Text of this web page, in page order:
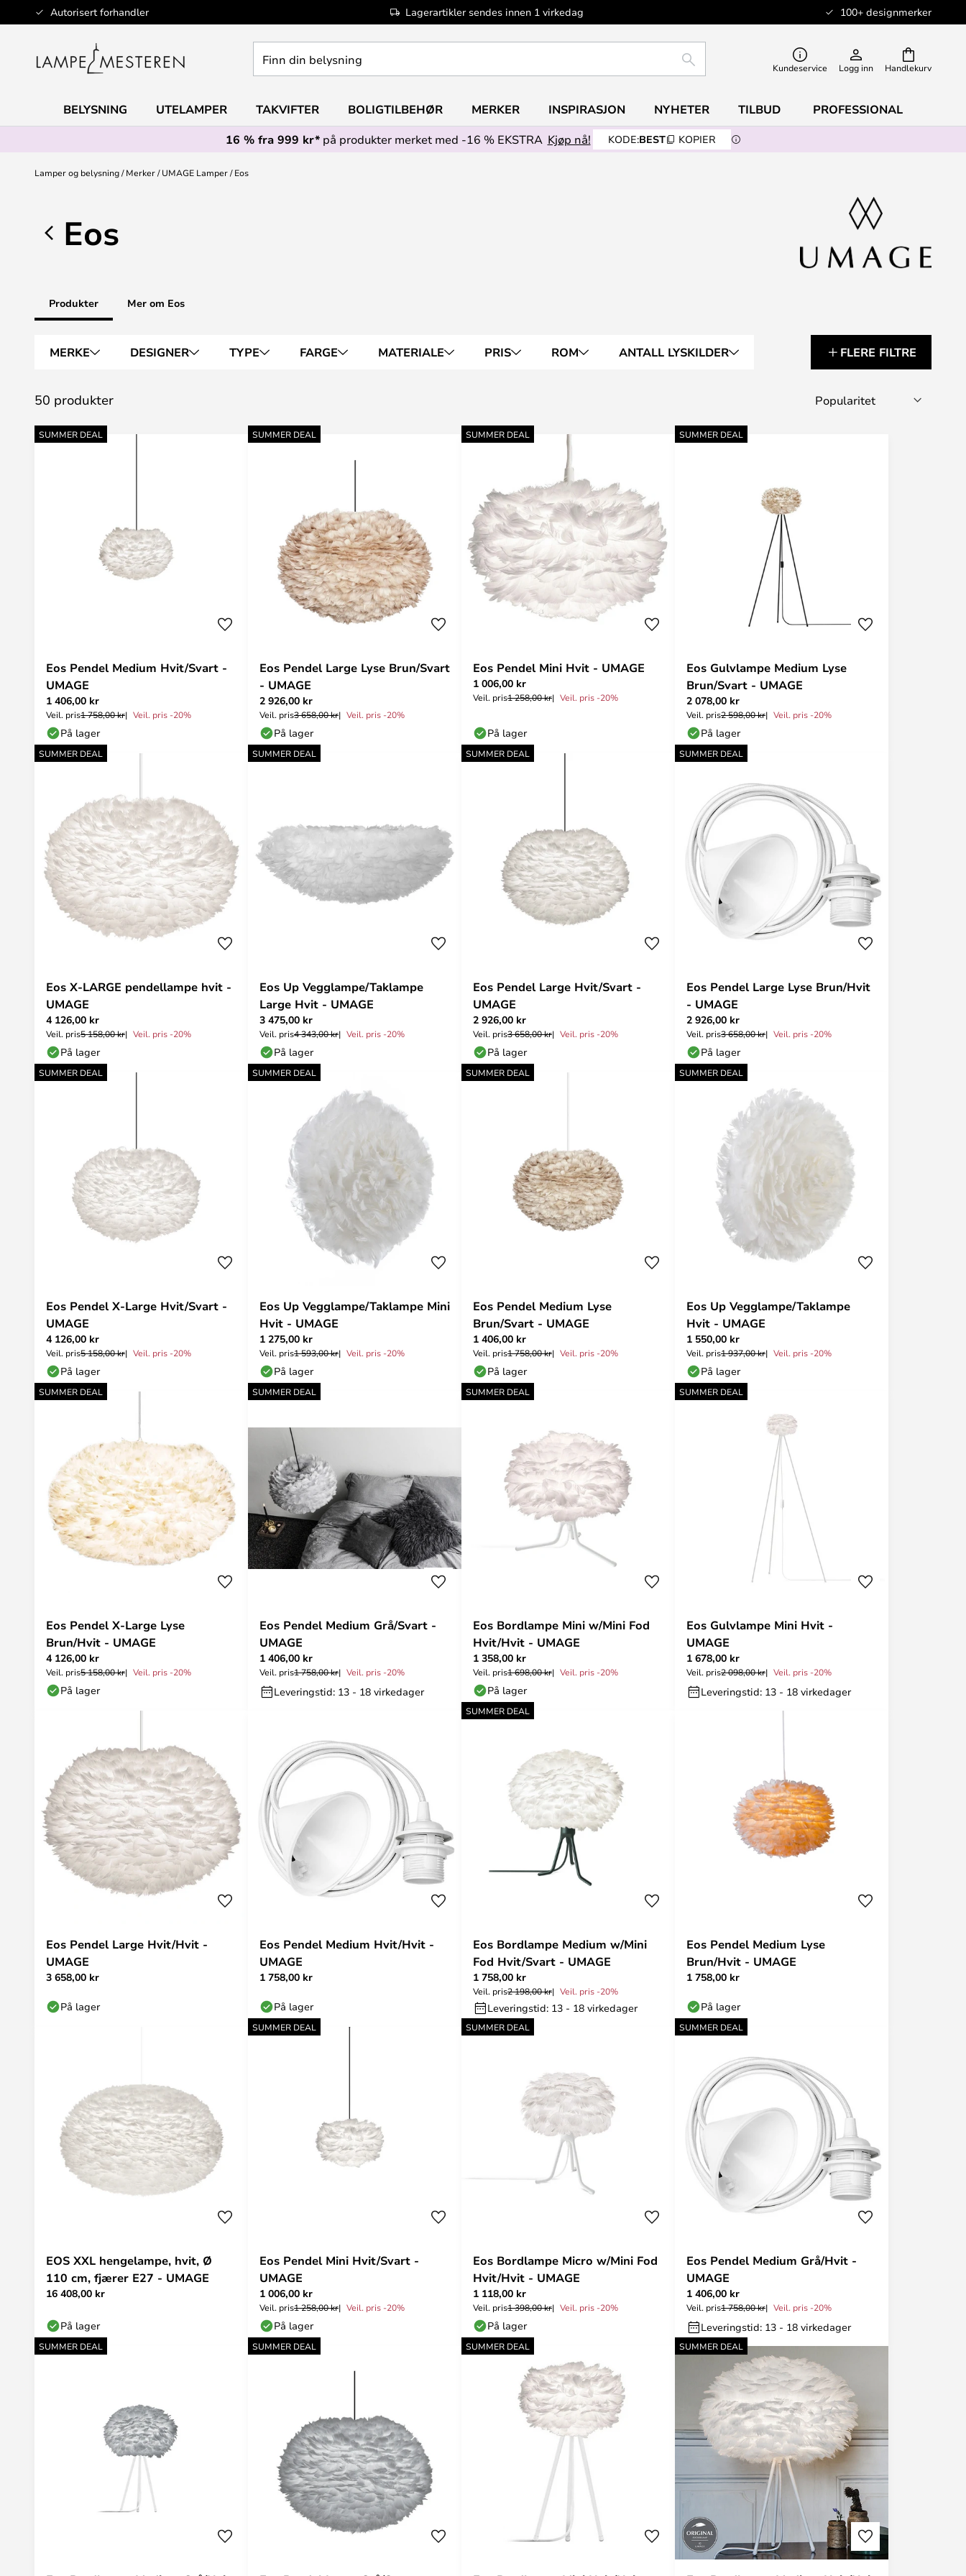
Autorisert forhandler Lagerartikler sendes innen 1 virkedag 100+ designmerker
Hopp
til
Handlekurv
din
SØK Kundeservice Logg inn
BELYSNING UTELAMPER TAKVIFTER BOLIGTILBEHØR MERKER INSPIRASJON NYHETER TILBUD
PROFESSIONAL
16 % fra 999 kr*på produkter merket med -16 % EKSTRA Kjøp nå! KODE:BEST KOPIER
Lamper og belysning Merker UMAGE Lamper Eos
Eos
Produkter Mer om Eos
MERKE DESIGNER TYPE FARGE MATERIALE PRIS ROM ANTALL LYSKILDER FLERE FILTRE
50 produkter
SUMMER DEAL
Eos Pendel Medium Hvit/Svart -
UMAGE
1 406,00 kr
Veil. pris1 758,00 kr Veil. pris -20%
På lager
SUMMER DEAL
Eos Pendel Large Lyse Brun/Svart
- UMAGE
2 926,00 kr
Veil. pris3 658,00 kr Veil. pris -20%
På lager
SUMMER DEAL
Eos Pendel Mini Hvit - UMAGE
1 006,00 kr
Veil. pris1 258,00 kr Veil. pris -20%
På lager
SUMMER DEAL
Eos Gulvlampe Medium Lyse
Brun/Svart - UMAGE
2 078,00 kr
Veil. pris2 598,00 kr Veil. pris -20%
På lager
SUMMER DEAL
Eos X-LARGE pendellampe hvit -
UMAGE
4 126,00 kr
Veil. pris5 158,00 kr Veil. pris -20%
På lager
SUMMER DEAL
Eos Up Vegglampe/Taklampe
Large Hvit - UMAGE
3 475,00 kr
Veil. pris4 343,00 kr Veil. pris -20%
På lager
SUMMER DEAL
Eos Pendel Large Hvit/Svart -
UMAGE
2 926,00 kr
Veil. pris3 658,00 kr Veil. pris -20%
På lager
SUMMER DEAL
Eos Pendel Large Lyse Brun/Hvit
- UMAGE
2 926,00 kr
Veil. pris3 658,00 kr Veil. pris -20%
På lager
SUMMER DEAL
Eos Pendel X-Large Hvit/Svart -
UMAGE
4 126,00 kr
Veil. pris5 158,00 kr Veil. pris -20%
På lager
SUMMER DEAL
Eos Up Vegglampe/Taklampe Mini
Hvit - UMAGE
1 275,00 kr
Veil. pris1 593,00 kr Veil. pris -20%
På lager
SUMMER DEAL
Eos Pendel Medium Lyse
Brun/Svart - UMAGE
1 406,00 kr
Veil. pris1 758,00 kr Veil. pris -20%
På lager
SUMMER DEAL
Eos Up Vegglampe/Taklampe
Hvit - UMAGE
1 550,00 kr
Veil. pris1 937,00 kr Veil. pris -20%
På lager
SUMMER DEAL
Eos Pendel X-Large Lyse
Brun/Hvit - UMAGE
4 126,00 kr
Veil. pris5 158,00 kr Veil. pris -20%
På lager
SUMMER DEAL
Eos Pendel Medium Grå/Svart -
UMAGE
1 406,00 kr
Veil. pris1 758,00 kr Veil. pris -20%
Leveringstid: 13 - 18 virkedager
SUMMER DEAL
Eos Bordlampe Mini w/Mini Fod
Hvit/Hvit - UMAGE
1 358,00 kr
Veil. pris1 698,00 kr Veil. pris -20%
På lager
SUMMER DEAL
Eos Gulvlampe Mini Hvit -
UMAGE
1 678,00 kr
Veil. pris2 098,00 kr Veil. pris -20%
Leveringstid: 13 - 18 virkedager
Eos Pendel Large Hvit/Hvit -
UMAGE
3 658,00 kr
På lager
Eos Pendel Medium Hvit/Hvit -
UMAGE
1 758,00 kr
På lager
SUMMER DEAL
Eos Bordlampe Medium w/Mini
Fod Hvit/Svart - UMAGE
1 758,00 kr
Veil. pris2 198,00 kr Veil. pris -20%
Leveringstid: 13 - 18 virkedager
Eos Pendel Medium Lyse
Brun/Hvit - UMAGE
1 758,00 kr
På lager
EOS XXL hengelampe, hvit, Ø
110 cm, fjærer E27 - UMAGE
16 408,00 kr
På lager
SUMMER DEAL
Eos Pendel Mini Hvit/Svart -
UMAGE
1 006,00 kr
Veil. pris1 258,00 kr Veil. pris -20%
På lager
SUMMER DEAL
Eos Bordlampe Micro w/Mini Fod
Hvit/Hvit - UMAGE
1 118,00 kr
Veil. pris1 398,00 kr Veil. pris -20%
På lager
SUMMER DEAL
Eos Pendel Medium Grå/Hvit -
UMAGE
1 406,00 kr
Veil. pris1 758,00 kr Veil. pris -20%
Leveringstid: 13 - 18 virkedager
SUMMER DEAL SUMMER DEAL SUMMER DEAL SUMMER DEAL